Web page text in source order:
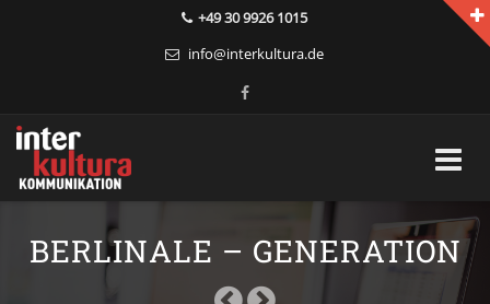
+49 30 9926 1015
info@interkultura.de
content
BERLINALE – GENERATION